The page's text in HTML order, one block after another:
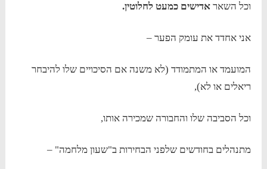
וכל השאראדישים כמעט לחלוטין.
אני אחדד את עומק הפער –
המועמד או המתמודד (לא משנה אם הסיכויים שלו להיבחר
ריאלים או לא),
וכל הסביבה שלו והחבורה שמכירה אותו,
מתנהלים בחודשים שלפני הבחירות ב"שעון מלחמה" –